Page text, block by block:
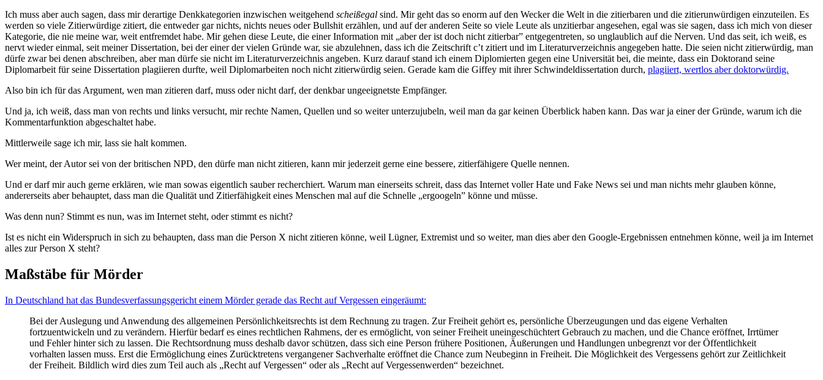
Ich muss aber auch sagen, dass mir derartige Denkkategorien inzwischen weitgehend scheißegal sind. Mir geht das so enorm auf den Wecker die Welt in die zitierbaren und die zitierunwürdigen einzuteilen. Es
werden so viele Zitierwürdige zitiert, die entweder gar nichts, nichts neues oder Bullshit erzählen, und auf der anderen Seite so viele Leute als unzitierbar angesehen, egal was sie sagen, dass ich mich von dieser
Kategorie, die nie meine war, weit entfremdet habe. Mir gehen diese Leute, die einer Information mit „aber der ist doch nicht zitierbar” entgegentreten, so unglaublich auf die Nerven. Und das seit, ich weiß, es
nervt wieder einmal, seit meiner Dissertation, bei der einer der vielen Gründe war, sie abzulehnen, dass ich die Zeitschrift c’t zitiert und im Literaturverzeichnis angegeben hatte. Die seien nicht zitierwürdig, man
dürfe zwar bei denen abschreiben, aber man dürfe sie nicht im Literaturverzeichnis angeben. Kurz darauf stand ich einem Diplomierten gegen eine Universität bei, die meinte, dass ein Doktorand seine
Diplomarbeit für seine Dissertation plagiieren durfte, weil Diplomarbeiten noch nicht zitierwürdig seien. Gerade kam die Giffey mit ihrer Schwindeldissertation durch, plagiiert, wertlos aber doktorwürdig.
Also bin ich für das Argument, wen man zitieren darf, muss oder nicht darf, der denkbar ungeeignetste Empfänger.
Und ja, ich weiß, dass man von rechts und links versucht, mir rechte Namen, Quellen und so weiter unterzujubeln, weil man da gar keinen Überblick haben kann. Das war ja einer der Gründe, warum ich die
Kommentarfunktion abgeschaltet habe.
Mittlerweile sage ich mir, lass sie halt kommen.
Wer meint, der Autor sei von der britischen NPD, den dürfe man nicht zitieren, kann mir jederzeit gerne eine bessere, zitierfähigere Quelle nennen.
Und er darf mir auch gerne erklären, wie man sowas eigentlich sauber recherchiert. Warum man einerseits schreit, dass das Internet voller Hate und Fake News sei und man nichts mehr glauben könne,
andererseits aber behauptet, dass man die Qualität und Zitierfähigkeit eines Menschen mal auf die Schnelle „ergoogeln” könne und müsse.
Was denn nun? Stimmt es nun, was im Internet steht, oder stimmt es nicht?
Ist es nicht ein Widerspruch in sich zu behaupten, dass man die Person X nicht zitieren könne, weil Lügner, Extremist und so weiter, man dies aber den Google-Ergebnissen entnehmen könne, weil ja im Internet
alles zur Person X steht?
Maßstäbe für Mörder
In Deutschland hat das Bundesverfassungsgericht einem Mörder gerade das Recht auf Vergessen eingeräumt:
Bei der Auslegung und Anwendung des allgemeinen Persönlichkeitsrechts ist dem Rechnung zu tragen. Zur Freiheit gehört es, persönliche Überzeugungen und das eigene Verhalten
fortzuentwickeln und zu verändern. Hierfür bedarf es eines rechtlichen Rahmens, der es ermöglicht, von seiner Freiheit uneingeschüchtert Gebrauch zu machen, und die Chance eröffnet, Irrtümer
und Fehler hinter sich zu lassen. Die Rechtsordnung muss deshalb davor schützen, dass sich eine Person frühere Positionen, Äußerungen und Handlungen unbegrenzt vor der Öffentlichkeit
vorhalten lassen muss. Erst die Ermöglichung eines Zurücktretens vergangener Sachverhalte eröffnet die Chance zum Neubeginn in Freiheit. Die Möglichkeit des Vergessens gehört zur Zeitlichkeit
der Freiheit. Bildlich wird dies zum Teil auch als „Recht auf Vergessen“ oder als „Recht auf Vergessenwerden“ bezeichnet.